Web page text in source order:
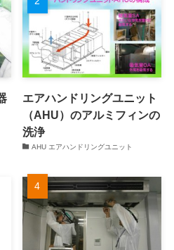
エアハンドリングユニット
（AHU）のアルミフィンの
洗浄
AHU エアハンドリングユニット